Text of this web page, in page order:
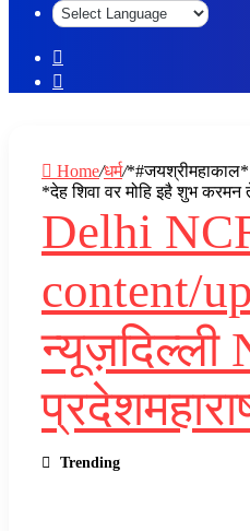
In
Home/धर्म/*#जयश्रीमहाकाल*
*देह शिवा वर मोहि इहै शुभ
Delhi
content/
न्यूज़दिल्ली
प्रदेश
Trending